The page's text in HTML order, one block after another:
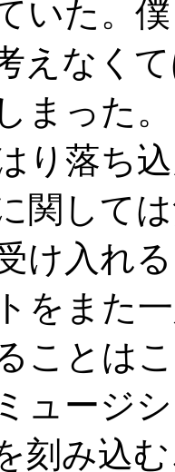
いた。
えなく
まった
り落ち
関して
け入れ
をまた
ことは
ュージ
刻み込